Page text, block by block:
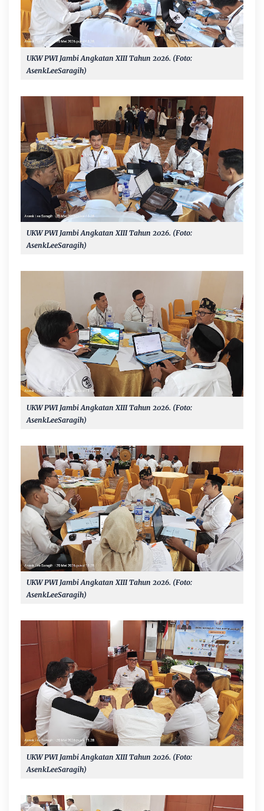
UKW PWI Jambi Angkatan XIII Tahun 2026. (Foto:
AsenkLeeSaragih)
UKW PWI Jambi Angkatan XIII Tahun 2026. (Foto:
AsenkLeeSaragih)
UKW PWI Jambi Angkatan XIII Tahun 2026. (Foto:
AsenkLeeSaragih)
UKW PWI Jambi Angkatan XIII Tahun 2026. (Foto:
AsenkLeeSaragih)
UKW PWI Jambi Angkatan XIII Tahun 2026. (Foto:
AsenkLeeSaragih)